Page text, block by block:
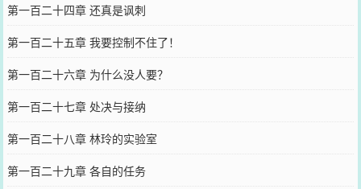
第一百二十四章 还真是讽刺
第一百二十五章 我要控制不住了！
第一百二十六章 为什么没人要？
第一百二十七章 处决与接纳
第一百二十八章 林玲的实验室
第一百二十九章 各自的任务